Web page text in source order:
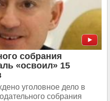
собрания
«освоил» 15
уголовное дело в
собрания